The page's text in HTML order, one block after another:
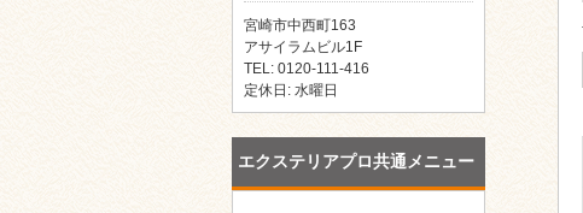
宮崎市中西町163
アサイラムビル1F
TEL: 0120-111-416
定休日: 水曜日
エクステリアプロ共通メニュー